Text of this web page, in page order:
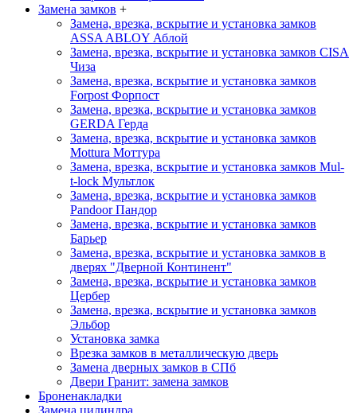
Замена замков +
Замена, врезка, вскрытие и установка замков
ASSA ABLOY Аблой
Замена, врезка, вскрытие и установка замков CISA
Чиза
Замена, врезка, вскрытие и установка замков
Forpost Форпост
Замена, врезка, вскрытие и установка замков
GERDA Герда
Замена, врезка, вскрытие и установка замков
Mottura Моттура
Замена, врезка, вскрытие и установка замков Mul-
t-lock Мультлок
Замена, врезка, вскрытие и установка замков
PandoorПандор
Замена, врезка, вскрытие и установка замков
Барьер
Замена, врезка, вскрытие и установка замков в
дверях "Дверной Континент"
Замена, врезка, вскрытие и установка замков
Цербер
Замена, врезка, вскрытие и установка замков
Эльбор
Установка замка
Врезка замков в металлическую дверь
Замена дверных замков в СПб
Двери Гранит: замена замков
Броненакладки
Замена цилиндра